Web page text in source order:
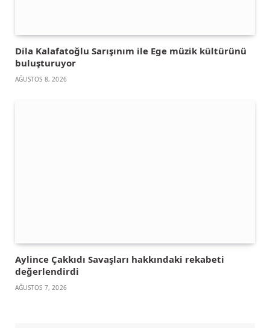
Dila Kalafatoğlu Sarışınım ile Ege müzik kültürünü
buluşturuyor
AĞUSTOS 8, 2026
Aylince Çakkıdı Savaşları hakkındaki rekabeti
değerlendirdi
AĞUSTOS 7, 2026